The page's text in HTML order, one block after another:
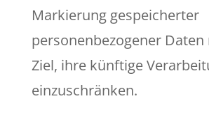
Markierung gespeicherter
personenbezogener
Ziel, ihre künftige
einzuschränken.